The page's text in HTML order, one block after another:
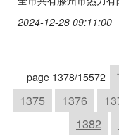
2024-12-28 09:11:00
page 1378/15572
1375
1376
1382